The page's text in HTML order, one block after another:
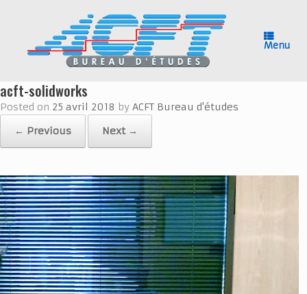
Menu
acft-solidworks
Posted on 25 avril 2018 by ACFT Bureau d'études
← Previous
Next →